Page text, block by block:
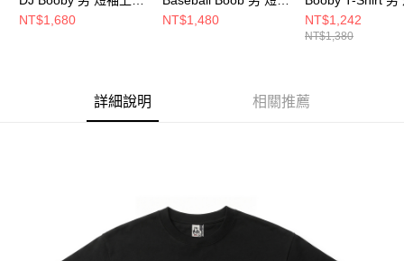
白色 CH012896W001
NT$1,680
上衣 黑色
NT$1,480
上衣 黑色
CH012738K001
NT$1,242
NT$1,380
詳細說明 相關推薦